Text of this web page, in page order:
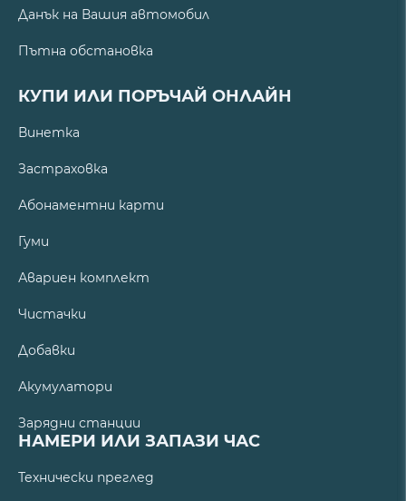
Данък на Вашия автомобил
Пътна обстановка
КУПИ ИЛИ ПОРЪЧАЙ ОНЛАЙН
Винетка
Застраховка
Абонаментни карти
Гуми
Авариен комплект
Чистачки
Добавки
Акумулатори
Зарядни станции
НАМЕРИ ИЛИ ЗАПАЗИ ЧАС
Технически преглед